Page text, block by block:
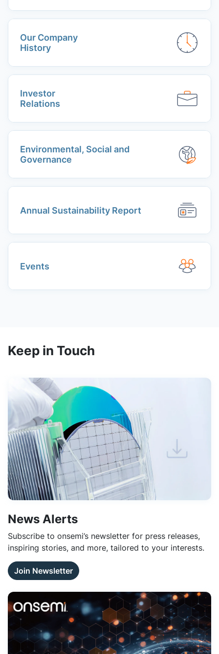
Our Company
History
Investor
Relations
Environmental, Social and
Governance
Annual Sustainability Report
Events
Keep in Touch
News Alerts
Subscribe to onsemi’s newsletter for press releases,
inspiring stories, and more, tailored to your interests.
Join Newsletter